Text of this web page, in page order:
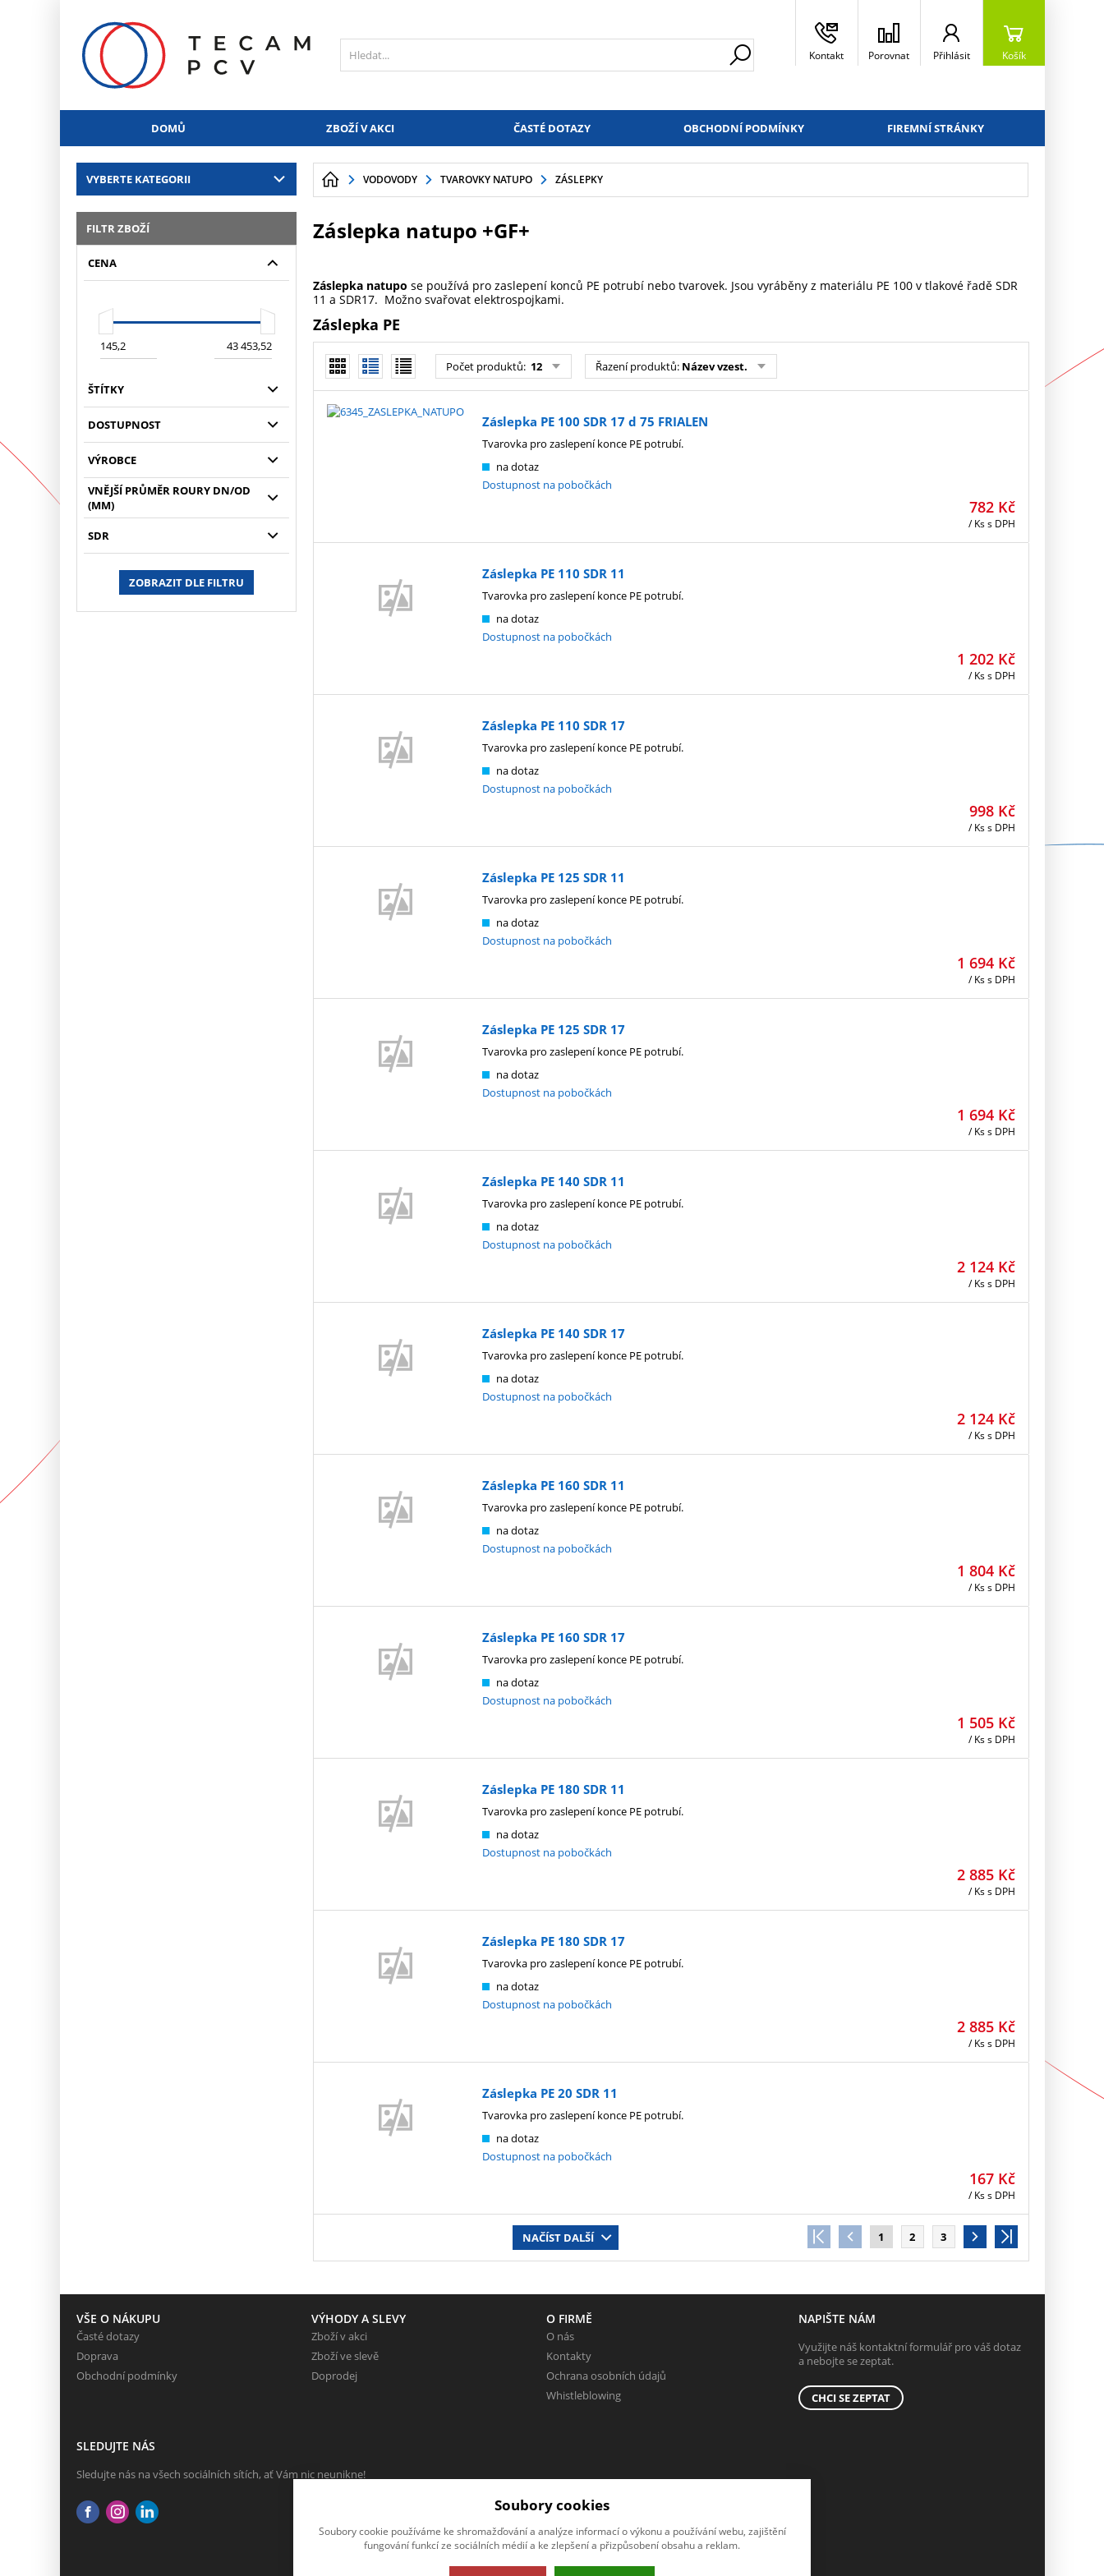
Kontakt Porovnat Přihlásit Košík
DOMŮ ZBOŽÍ V AKCI ČASTÉ DOTAZY OBCHODNÍ PODMÍNKY FIREMNÍ STRÁNKY
VYBERTE KATEGORII
FILTR ZBOŽÍ
CENA
ŠTÍTKY
DOSTUPNOST
VÝROBCE
VNĚJŠÍ PRŮMĚR ROURY DN/OD
(MM)
SDR
ZOBRAZIT DLE FILTRU
VODOVODY TVAROVKY NATUPO ZÁSLEPKY
Záslepka natupo +GF+
Záslepka natupo se používá pro zaslepení konců PE potrubí nebo tvarovek. Jsou vyráběny z materiálu PE 100 v tlakové řadě SDR
11 a SDR17. Možno svařovat elektrospojkami.
Záslepka PE
Počet produktů: 12 Řazení produktů: Název vzest.
Záslepka PE 100 SDR 17 d 75 FRIALEN
782Kč
/ Kss DPH
na dotaz
Dostupnost na pobočkách
Tvarovka pro zaslepení konce PE potrubí.
Záslepka PE 110 SDR 11
1 202Kč
/ Kss DPH
na dotaz
Dostupnost na pobočkách
Tvarovka pro zaslepení konce PE potrubí.
Záslepka PE 110 SDR 17
998Kč
/ Kss DPH
na dotaz
Dostupnost na pobočkách
Tvarovka pro zaslepení konce PE potrubí.
Záslepka PE 125 SDR 11
1 694Kč
/ Kss DPH
na dotaz
Dostupnost na pobočkách
Tvarovka pro zaslepení konce PE potrubí.
Záslepka PE 125 SDR 17
1 694Kč
/ Kss DPH
na dotaz
Dostupnost na pobočkách
Tvarovka pro zaslepení konce PE potrubí.
Záslepka PE 140 SDR 11
2 124Kč
/ Kss DPH
na dotaz
Dostupnost na pobočkách
Tvarovka pro zaslepení konce PE potrubí.
Záslepka PE 140 SDR 17
2 124Kč
/ Kss DPH
na dotaz
Dostupnost na pobočkách
Tvarovka pro zaslepení konce PE potrubí.
Záslepka PE 160 SDR 11
1 804Kč
/ Kss DPH
na dotaz
Dostupnost na pobočkách
Tvarovka pro zaslepení konce PE potrubí.
Záslepka PE 160 SDR 17
1 505Kč
/ Kss DPH
na dotaz
Dostupnost na pobočkách
Tvarovka pro zaslepení konce PE potrubí.
Záslepka PE 180 SDR 11
2 885Kč
/ Kss DPH
na dotaz
Dostupnost na pobočkách
Tvarovka pro zaslepení konce PE potrubí.
Záslepka PE 180 SDR 17
2 885Kč
/ Kss DPH
na dotaz
Dostupnost na pobočkách
Tvarovka pro zaslepení konce PE potrubí.
Záslepka PE 20 SDR 11
167Kč
/ Kss DPH
na dotaz
Dostupnost na pobočkách
Tvarovka pro zaslepení konce PE potrubí.
NAČÍST DALŠÍ 1 2 3
VŠE O NÁKUPU
Časté dotazy
Doprava
Obchodní podmínky
VÝHODY A SLEVY
Zboží v akci
Zboží ve slevě
Doprodej
O FIRMĚ
O nás
Kontakty
Ochrana osobních údajů
Whistleblowing
NAPIŠTE NÁM
Využijte náš kontaktní formulář pro váš dotaz
a nebojte se zeptat.
CHCI SE ZEPTAT
SLEDUJTE NÁS
Sledujte nás na všech sociálních sítích, ať Vám nic neunikne!
Soubory cookies
Soubory cookie používáme ke shromažďování a analýze informací o výkonu a používání webu, zajištění
fungování funkcí ze sociálních médií a ke zlepšení a přizpůsobení obsahu a reklam.